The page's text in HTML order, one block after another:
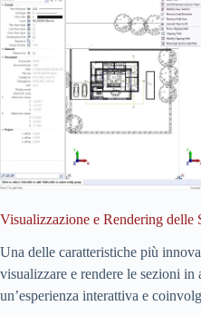
Visualizzazione e Rendering delle
Una delle caratteristiche più
visualizzare e rendere le sezioni
un’esperienza interattiva e